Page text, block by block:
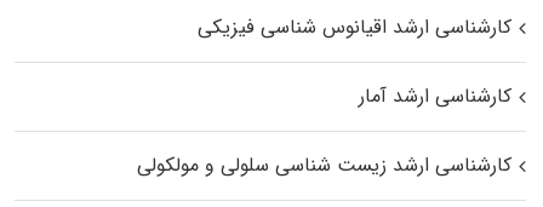
کارشناسی ارشد اقیانوس‌ شناسی فیزیکی
کارشناسی ارشد آمار
کارشناسی ارشد زیست شناسی سلولی و مولکولی